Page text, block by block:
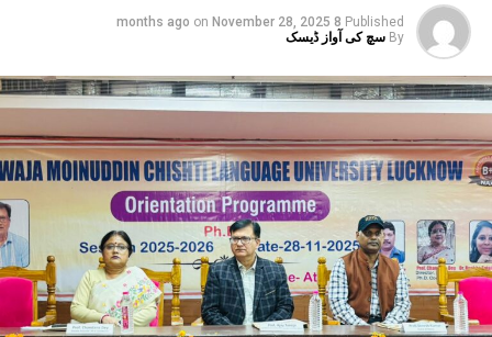
Published
8 months ago
on November 28, 2025
By سچ کی آواز ڈیسک